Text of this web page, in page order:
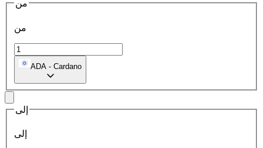
من
من
ADA - Cardano
إلى
إلى